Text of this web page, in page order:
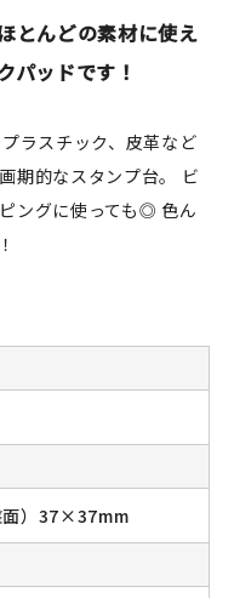
とんどの素材に使え
パッドです！
ラスチック、皮革など
期的なスタンプ台。 ビ
ングに使っても◎ 色ん
面）37×37mm